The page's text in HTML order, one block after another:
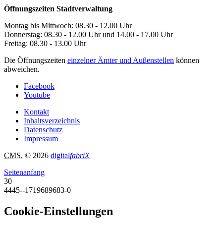
Öffnungszeiten Stadtverwaltung
Montag bis Mittwoch: 08.30 - 12.00 Uhr
Donnerstag: 08.30 - 12.00 Uhr und 14.00 - 17.00 Uhr
Freitag: 08.30 - 13.00 Uhr
Die Öffnungszeiten einzelner Ämter und Außenstellen können
abweichen.
Facebook
Youtube
Kontakt
Inhaltsverzeichnis
Datenschutz
Impressum
CMS, © 2026 digitalfabriX
Seitenanfang
30
4445--1719689683-0
Cookie-Einstellungen